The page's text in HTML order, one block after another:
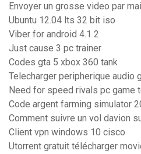
Envoyer un grosse video par mail
Ubuntu 12.04 lts 32 bit iso
Viber for android 4.1 2
Just cause 3 pc trainer
Codes gta 5 xbox 360 tank
Telecharger peripherique audio
Need for speed rivals pc game
Code argent farming simulator
Comment suivre un vol davion
Client vpn windows 10 cisco
Utorrent gratuit télécharger